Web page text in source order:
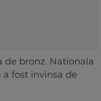
bronz. Nationala
fost invinsa de